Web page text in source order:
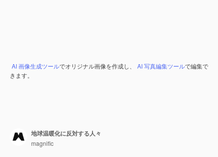
AI 画像生成ツールでオリジナル画像を作成し、 AI 写真編集ツールで編集で
きます。
地球温暖化に反対する人々
magnific